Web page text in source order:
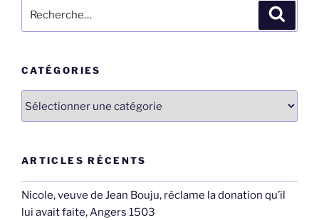
pour
CATÉGORIES
ARTICLES RÉCENTS
Nicole, veuve de Jean Bouju, réclame la donation qu’il
lui avait faite, Angers 1503